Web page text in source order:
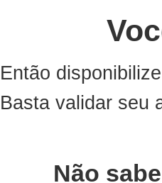
Então
Basta validar seu
Não